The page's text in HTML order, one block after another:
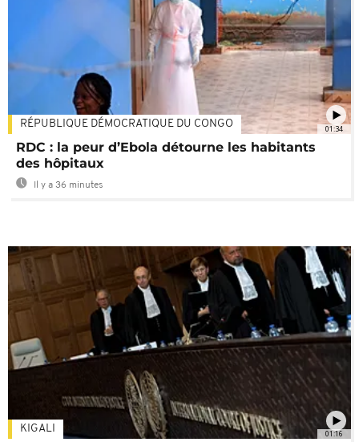
01:34
RÉPUBLIQUE DÉMOCRATIQUE DU CONGO
RDC : la peur d’Ebola détourne les habitants
des hôpitaux
Il y a 36 minutes
01:16
KIGALI